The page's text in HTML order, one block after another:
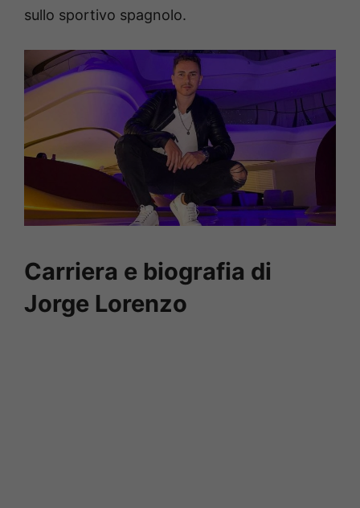
sullo sportivo spagnolo.
Carriera e biografia di
Jorge Lorenzo